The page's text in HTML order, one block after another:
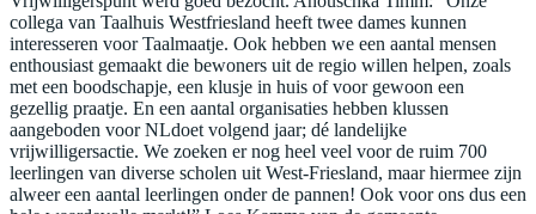
collega van Taalhuis Westfriesland heeft twee dames kunnen
interesseren voor Taalmaatje. Ook hebben we een aantal mensen
enthousiast gemaakt die bewoners uit de regio willen helpen, zoals
met een boodschapje, een klusje in huis of voor gewoon een
gezellig praatje. En een aantal organisaties hebben klussen
aangeboden voor NLdoet volgend jaar; dé landelijke
vrijwilligersactie. We zoeken er nog heel veel voor de ruim 700
leerlingen van diverse scholen uit West-Friesland, maar hiermee zijn
alweer een aantal leerlingen onder de pannen! Ook voor ons dus een